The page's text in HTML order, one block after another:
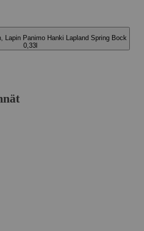
Lapin Panimo Hanki Lapland Spring Bock
0,33l